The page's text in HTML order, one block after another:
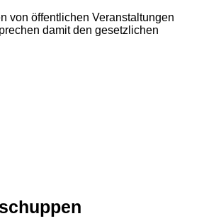
2 3
von öffentlichen Veranstaltungen
damit den gesetzlichen